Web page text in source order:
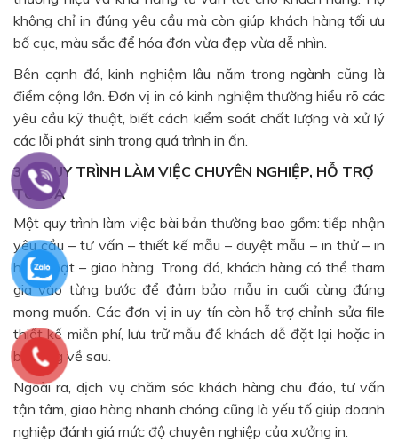
không chỉ in đúng yêu cầu mà còn giúp khách hàng tối ưu
bố cục, màu sắc để hóa đơn vừa đẹp vừa dễ nhìn.
Bên cạnh đó, kinh nghiệm lâu năm trong ngành cũng là
điểm cộng lớn. Đơn vị in có kinh nghiệm thường hiểu rõ các
yêu cầu kỹ thuật, biết cách kiểm soát chất lượng và xử lý
các lỗi phát sinh trong quá trình in ấn.
3.2. QUY TRÌNH LÀM VIỆC CHUYÊN NGHIỆP, HỖ TRỢ
TỐI ĐA
Một quy trình làm việc bài bản thường bao gồm: tiếp nhận
yêu cầu – tư vấn – thiết kế mẫu – duyệt mẫu – in thử – in
hàng loạt – giao hàng. Trong đó, khách hàng có thể tham
gia vào từng bước để đảm bảo mẫu in cuối cùng đúng
mong muốn. Các đơn vị in uy tín còn hỗ trợ chỉnh sửa file
thiết kế miễn phí, lưu trữ mẫu để khách dễ đặt lại hoặc in
bổ sung về sau.
Ngoài ra, dịch vụ chăm sóc khách hàng chu đáo, tư vấn
tận tâm, giao hàng nhanh chóng cũng là yếu tố giúp doanh
nghiệp đánh giá mức độ chuyên nghiệp của xưởng in.